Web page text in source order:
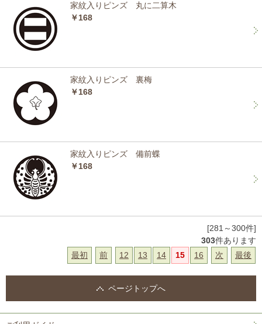
家紋入りピンズ 丸に二算木
￥168
家紋入りピンズ 裏梅
￥168
家紋入りピンズ 備前蝶
￥168
[281～300件]
303件あります
最初
前 12 13 14 15 16 次 最後
ページトップへ